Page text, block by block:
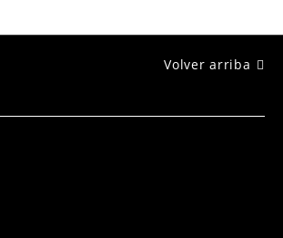
Volver arriba